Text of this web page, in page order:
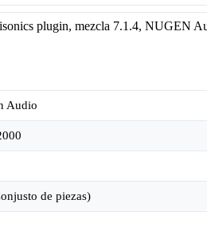
plugin, mezcla 7.1.4, NUGEN
Audio
de piezas)